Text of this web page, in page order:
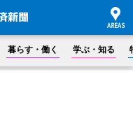
暮らす・働く 学ぶ・知る